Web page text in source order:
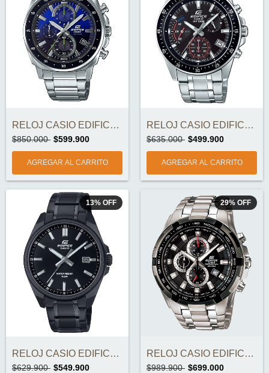
RELOJ CASIO EDIFICE EFV-600D-2A ORIGINAL
$850.000 $599.900
RELOJ CASIO EDIFICE EFV-540D-1AV ORIGINA...
$635.000 $499.900
13% OFF
RELOJ CASIO EDIFICE EFV-150DC-1AV ORIGIN...
$629.900 $549.900
29% OFF
RELOJ CASIO EDIFICE EF-539D-1AV ORIGINAL
$989.900 $699.000